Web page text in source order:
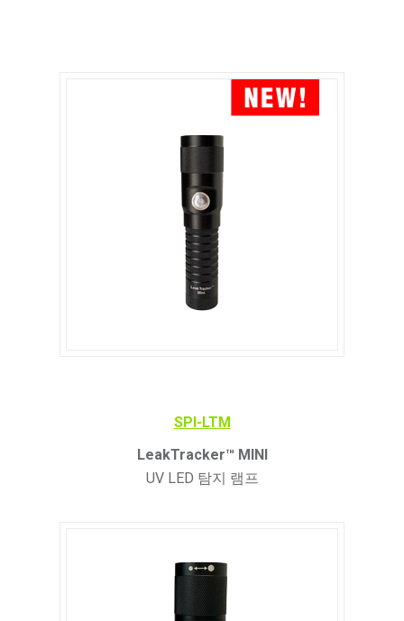
SPI-LTM
LeakTracker™ MINI
UV LED 탐지 램프